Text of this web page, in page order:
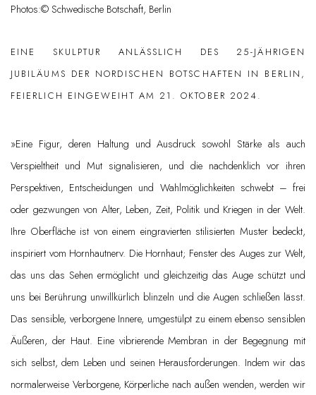
Photos:© Schwedische Botschaft, Berlin
EINE SKULPTUR ANLÄSSLICH DES 25-JÄHRIGEN
JUBILÄUMS DER NORDISCHEN BOTSCHAFTEN IN BERLIN,
FEIERLICH EINGEWEIHT AM 21. OKTOBER 2024.
»Eine Figur, deren Haltung und Ausdruck sowohl Stärke als auch
Verspieltheit und Mut signalisieren, und die nachdenklich vor ihren
Perspektiven, Entscheidungen und Wahlmöglichkeiten schwebt – frei
oder gezwungenvon Alter, Leben, Zeit, Politik und Kriegen in der Welt.
Ihre Oberfläche ist von einem eingravierten stilisierten Muster bedeckt,
inspiriert vom Hornhautnerv. Die Hornhaut; Fenster des Auges zur Welt,
das uns das Sehen ermöglicht und gleichzeitig das Auge schützt und
uns bei Berührung unwillkürlich blinzeln und die Augen schließen lässt.
Das sensible, verborgene Innere, umgestülpt zu einem ebenso sensiblen
Äußeren, der Haut. Eine vibrierende Membran in der Begegnung mit
sich selbst, dem Leben und seinen Herausforderungen. Indem wir das
normalerweise Verborgene, Körperliche nach außen wenden, werden wir